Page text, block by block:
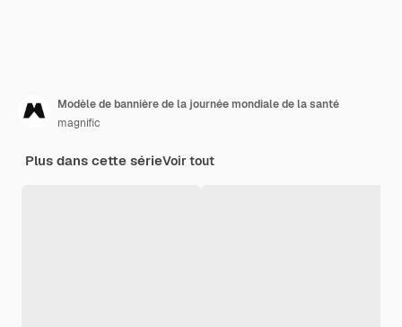
Modèle de bannière de la journée mondiale de la santé
magnific
Plus dans cette sérieVoir tout